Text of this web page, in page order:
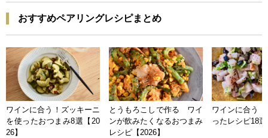
おすすめペアリングレシピまとめ
ワインに合う！ズッキーニ
を使ったおつまみ8選【20
26】
とうもろこしで作る ワイ
ンが飲みたくなるおつまみ
レシピ【2026】
ワインに合う
ったレシピ18